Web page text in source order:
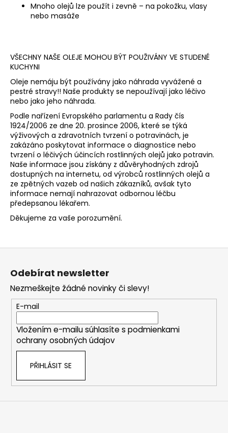
Mnoho olejů lze použít i zevně – na pokožku, vlasy
nebo masáže
VŠECHNY NAŠE OLEJE MOHOU BÝT POUŽIVÁNY VE STUDENÉ
KUCHYNI
Oleje nemáju být používány jako náhrada vyvážené a
pestré stravy!! Naše produkty se nepoužívají jako léčivo
nebo jako jeho náhrada.
Podle nařízení Evropského parlamentu a Rady čís
1924/2006 ze dne 20. prosince 2006, které se týká
výživových a zdravotních tvrzení o potravinách, je
zakázáno poskytovat informace o diagnostice nebo
tvrzení o léčivých účincích rostlinných olejů jako potravin.
Naše informace jsou získány z důvěryhodných zdrojů
dostupných na internetu, od výrobců rostlinných olejů a
ze zpětných vazeb od našich zákazníků, avšak tyto
informace nemají nahrazovat odbornou léčbu
předepsanou lékařem.
Děkujeme za vaše porozumění.
Z
Odebírat newsletter
Nezmeškejte žádné novinky či slevy!
E-mail
Vložením e-mailu súhlasíte s podmienkami
ochrany osobných údajov
PŘIHLÁSIT SE